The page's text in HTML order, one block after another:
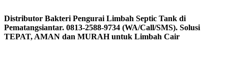
Distributor Bakteri Pengurai Limbah Septic Tank di
Pematangsiantar. 0813-2588-9734 (WA/Call/SMS). Solusi
TEPAT, AMAN dan MURAH untuk Limbah Cair